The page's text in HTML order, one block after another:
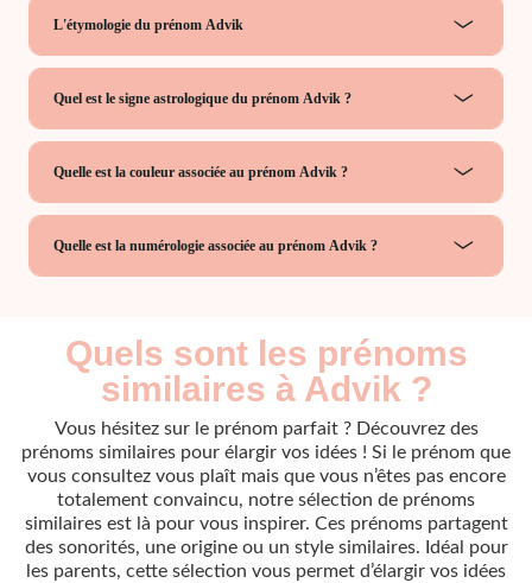
L'étymologie du prénom Advik
Quel est le signe astrologique du prénom Advik ?
Quelle est la couleur associée au prénom Advik ?
Quelle est la numérologie associée au prénom Advik ?
Quels sont les prénoms
similaires à Advik ?
Vous hésitez sur le prénom parfait ? Découvrez des
prénoms similaires pour élargir vos idées ! Si le prénom que
vous consultez vous plaît mais que vous n’êtes pas encore
totalement convaincu, notre sélection de prénoms
similaires est là pour vous inspirer. Ces prénoms partagent
des sonorités, une origine ou un style similaires. Idéal pour
les parents, cette sélection vous permet d’élargir vos idées